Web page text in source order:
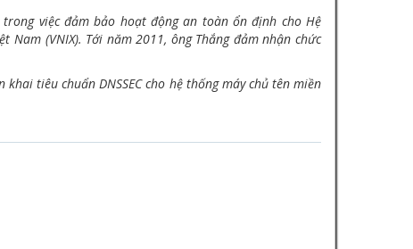
việc đảm bảo hoạt động an toàn ổn định cho Hệ
Nam (VNIX). Tới năm 2011, ông Thắng đảm nhận chức
tiêu chuẩn DNSSEC cho hệ thống máy chủ tên miền